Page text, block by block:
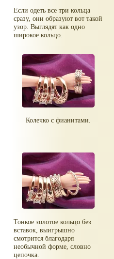
Если одеть все три кольца
сразу, они образуют вот такой
узор. Выглядят как одно
широкое кольцо.
Колечко с фианитами.
Тонкое золотое кольцо без
вставок, выигрышно
смотрится благодаря
необычной форме, словно
цепочка.